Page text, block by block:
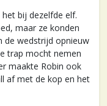
bij dezelfde elf.
maar ze konden
de wedstrijd opnieuw
trap mocht nemen
maakte Robin ook
af met de kop en het